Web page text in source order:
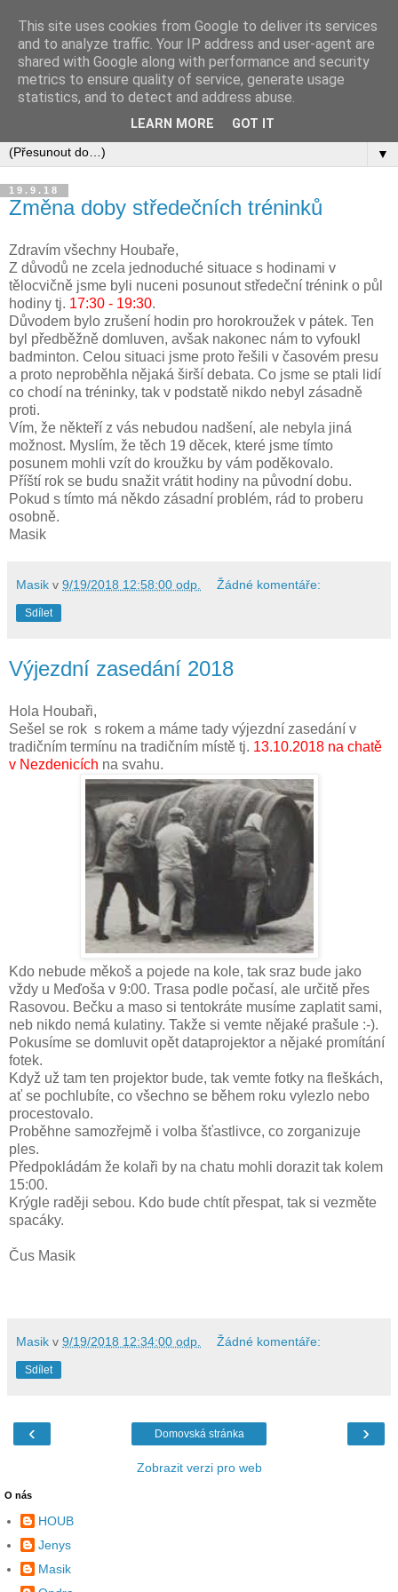
▼
19.9.18
Změna doby středečních tréninků
Zdravím všechny Houbaře,
Z důvodů ne zcela jednoduché situace s hodinami v
tělocvičně jsme byli nuceni posunout středeční trénink o půl
hodiny tj. 17:30 - 19:30.
Důvodem bylo zrušení hodin pro horokroužek v pátek. Ten
byl předběžně domluven, avšak nakonec nám to vyfoukl
badminton. Celou situaci jsme proto řešili v časovém presu
a proto neproběhla nějaká širší debata. Co jsme se ptali lidí
co chodí na tréninky, tak v podstatě nikdo nebyl zásadně
proti.
Vím, že někteří z vás nebudou nadšení, ale nebyla jiná
možnost. Myslím, že těch 19 děcek, které jsme tímto
posunem mohli vzít do kroužku by vám poděkovalo.
Příští rok se budu snažit vrátit hodiny na původní dobu.
Pokud s tímto má někdo zásadní problém, rád to proberu
osobně.
Masik
Masik v 9/19/2018 12:58:00 odp. Žádné komentáře:
Sdílet
Výjezdní zasedání 2018
Hola Houbaři,
Sešel se rok s rokem a máme tady výjezdní zasedání v
tradičním termínu na tradičním místě tj. 13.10.2018 na chatě
v Nezdenicích na svahu.
Kdo nebude měkoš a pojede na kole, tak sraz bude jako
vždy u Meďoša v 9:00. Trasa podle počasí, ale určitě přes
Rasovou. Bečku a maso si tentokráte musíme zaplatit sami,
neb nikdo nemá kulatiny. Takže si vemte nějaké prašule :-).
Pokusíme se domluvit opět dataprojektor a nějaké promítání
fotek.
Když už tam ten projektor bude, tak vemte fotky na fleškách,
ať se pochlubíte, co všechno se během roku vylezlo nebo
procestovalo.
Proběhne samozřejmě i volba šťastlivce, co zorganizuje
ples.
Předpokládám že kolaři by na chatu mohli dorazit tak kolem
15:00.
Krýgle raději sebou. Kdo bude chtít přespat, tak si vezměte
spacáky.
Čus Masik
Masik v 9/19/2018 12:34:00 odp. Žádné komentáře:
Sdílet
‹ ›
Domovská stránka
Zobrazit verzi pro web
O nás
HOUB
Jenys
Masik
This site uses cookies from Google to deliver its services
and to analyze traffic. Your IP address and user-agent are
shared with Google along with performance and security
metrics to ensure quality of service, generate usage
statistics, and to detect and address abuse.
LEARN MORE GOT IT